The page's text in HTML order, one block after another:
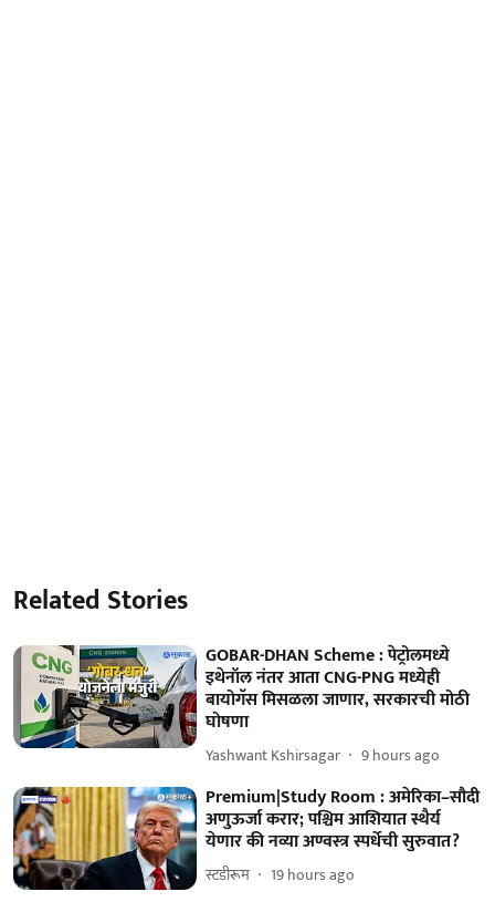
Related Stories
GOBAR-DHAN Scheme : पेट्रोलमध्ये
इथेनॉल नंतर आता CNG-PNG मध्येही
बायोगॅस मिसळला जाणार, सरकारची मोठी
घोषणा
Yashwant Kshirsagar 9 hours ago
Premium|Study Room : अमेरिका–सौदी
अणुऊर्जा करार; पश्चिम आशियात स्थैर्य
येणार की नव्या अण्वस्त्र स्पर्धेची सुरुवात?
स्टडीरूम 19 hours ago